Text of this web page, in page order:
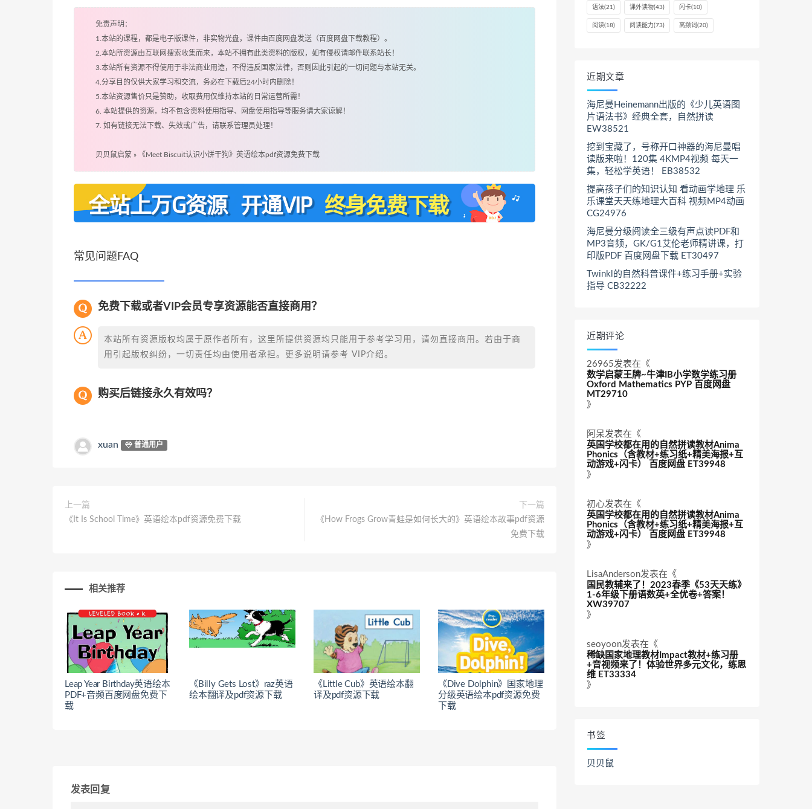
免责声明：
1.本站的课程，都是电子版课件，非实物光盘，课件由百度网盘发送（百度网盘下载教程）。
2.本站所资源由互联网搜索收集而来，本站不拥有此类资料的版权，如有侵权请邮件联系站长！
3.本站所有资源不得使用于非法商业用途，不得违反国家法律，否则因此引起的一切问题与本站无关。
4.分享目的仅供大家学习和交流，务必在下载后24小时内删除！
5.本站资源售价只是赞助，收取费用仅维持本站的日常运营所需！
6. 本站提供的资源，均不包含资料使用指导、网盘使用指导等服务请大家谅解！
7. 如有链接无法下载、失效或广告，请联系管理员处理！
贝贝鼠启蒙 » 《Meet Biscuit认识小饼干狗》英语绘本pdf资源免费下载
常见问题FAQ
免费下载或者VIP会员专享资源能否直接商用？
本站所有资源版权均属于原作者所有，这里所提供资源均只能用于参考学习用，请勿直接商用。若由于商
用引起版权纠纷，一切责任均由使用者承担。更多说明请参考 VIP介绍。
购买后链接永久有效吗？
xuan 普通用户
上一篇
《It Is School Time》英语绘本pdf资源免费下载
下一篇
《How Frogs Grow青蛙是如何长大的》英语绘本故事pdf资源
免费下载
相关推荐
Leap Year Birthday英语绘本
PDF+音频百度网盘免费下
载
《Billy Gets Lost》raz英语
绘本翻译及pdf资源下载
《Little Cub》英语绘本翻
译及pdf资源下载
《Dive Dolphin》国家地理
分级英语绘本pdf资源免费
下载
发表回复
语法(21) 课外读物(43) 闪卡(10)
阅读(18) 阅读能力 (73) 高频词 (20)
近期文章
海尼曼Heinemann出版的《少儿英语图
片语法书》经典全套，自然拼读
EW38521
挖到宝藏了，号称开口神器的海尼曼唱
读版来啦！120集 4KMP4视频 每天一
集，轻松学英语！ EB38532
提高孩子们的知识认知 看动画学地理 乐
乐课堂天天练地理大百科 视频MP4动画
CG24976
海尼曼分级阅读全三级有声点读PDF和
MP3音频，GK/G1艾伦老师精讲课，打
印版PDF 百度网盘下载 ET30497
Twinkl的自然科普课件+练习手册+实验
指导 CB32222
近期评论
26965发表在《
数学启蒙王牌~牛津IB小学数学练习册
Oxford Mathematics PYP 百度网盘
MT29710
》
阿呆发表在《
英国学校都在用的自然拼读教材Anima
Phonics（含教材+练习纸+精美海报+互
动游戏+闪卡） 百度网盘 ET39948
》
初心发表在《
英国学校都在用的自然拼读教材Anima
Phonics（含教材+练习纸+精美海报+互
动游戏+闪卡） 百度网盘 ET39948
》
LisaAnderson发表在《
国民教辅来了！2023春季《53天天练》
1-6年级下册语数英+全优卷+答案！
XW39707
》
seoyoon发表在《
稀缺国家地理教材Impact教材+练习册
+音视频来了！体验世界多元文化，练思
维 ET33334
》
书签
贝贝鼠